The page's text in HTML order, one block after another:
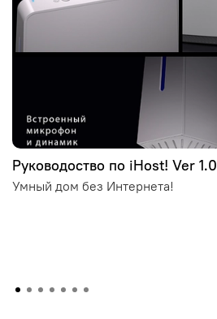
Руководоство по iHost! Ver 1.0
Умный дом без Интернета!